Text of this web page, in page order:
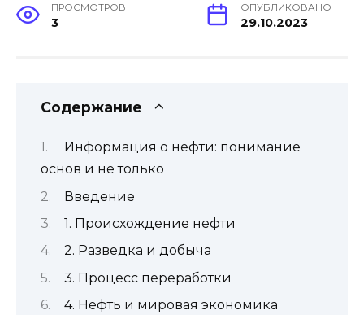
ПРОСМОТРОВ
3
ОПУБЛИКОВАНО
29.10.2023
Содержание
Информация о нефти: понимание
основ и не только
Введение
1. Происхождение нефти
2. Разведка и добыча
3. Процесс переработки
4. Нефть и мировая экономика